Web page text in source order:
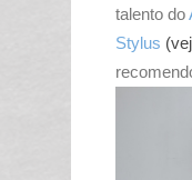
talento do
Stylus